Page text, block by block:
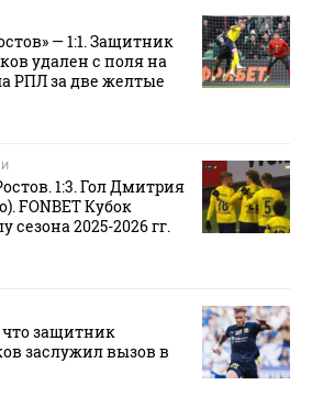
— 1:1. Защитник
удален с поля на
РПЛ за две желтые
1:3. Гол Дмитрия
FONBET Кубок
сезона 2025-2026 гг.
защитник
заслужил вызов в